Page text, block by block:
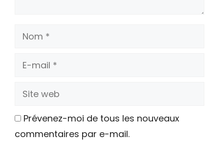
Nom
E-
Site
Prévenez-moi de tous les nouveaux
commentaires par e-mail.